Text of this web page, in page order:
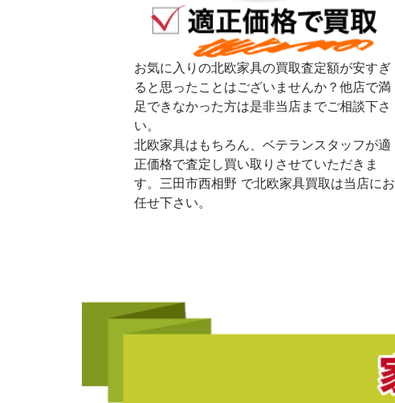
お気に入りの北欧家具の買取査定額が安すぎ
ると思ったことはございませんか？他店で満
足できなかった方は是非当店までご相談下さ
い。
北欧家具はもちろん、ベテランスタッフが適
正価格で査定し買い取りさせていただきま
す。三田市西相野 で北欧家具買取は当店にお
任せ下さい。